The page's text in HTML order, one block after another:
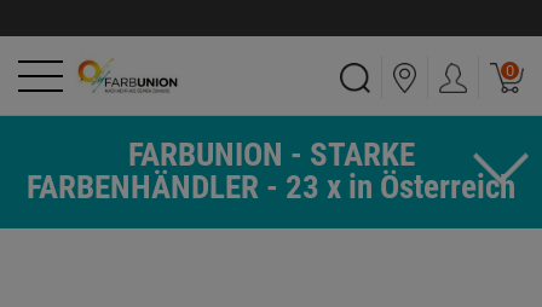
0
FARBUNION - STARKE
FARBENHÄNDLER - 23 x in Österreich